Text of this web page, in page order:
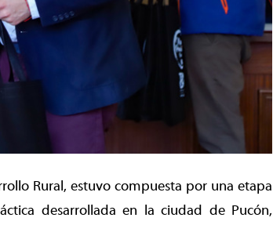
Rural, estuvo compuesta por una etapa
desarrollada en la ciudad de Pucón,